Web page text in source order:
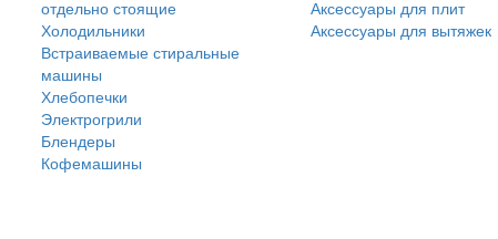
отдельно стоящие
Холодильники
Встраиваемые стиральные
машины
Хлебопечки
Электрогрили
Блендеры
Кофемашины
Аксессуары для плит
Аксессуары для вытяжек